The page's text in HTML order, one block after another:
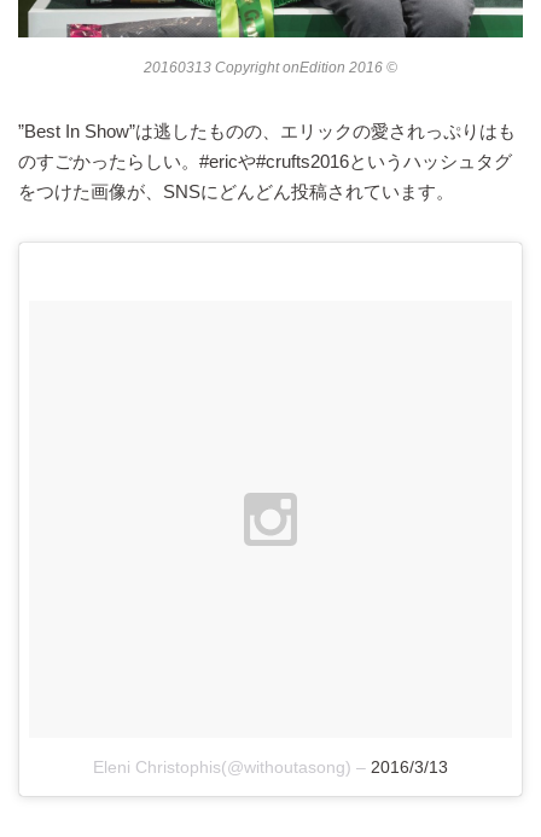
20160313 Copyright onEdition 2016 ©
”Best In Show”は逃したものの、エリックの愛されっぷりはも
のすごかったらしい。#ericや#crufts2016というハッシュタグ
をつけた画像が、SNSにどんどん投稿されています。
Eleni Christophis(@withoutasong) – 2016/3/13